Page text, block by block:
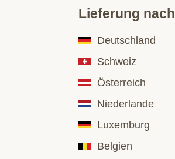
Lieferung nach
Deutschland
Schweiz
Österreich
Niederlande
Luxemburg
Belgien